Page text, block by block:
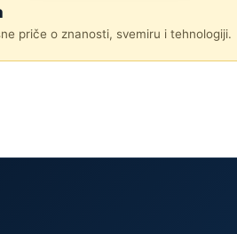
priče o znanosti, svemiru i tehnologiji.